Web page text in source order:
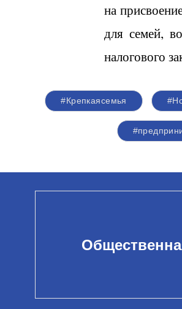
на
для семей,
налогового
#Крепкаясемья